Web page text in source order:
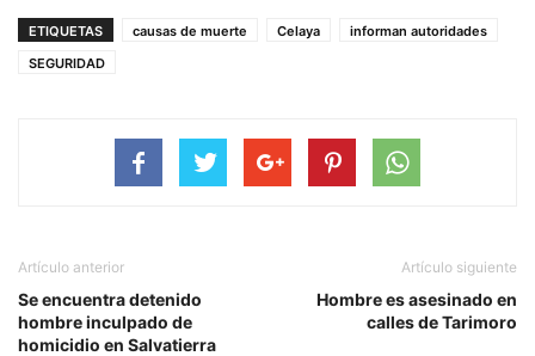
ETIQUETAS causas de muerte Celaya
informan autoridades
SEGURIDAD
Artículo anterior
Se encuentra detenido
hombre inculpado de
homicidio en Salvatierra
Artículo siguiente
Hombre es asesinado en
calles de Tarimoro